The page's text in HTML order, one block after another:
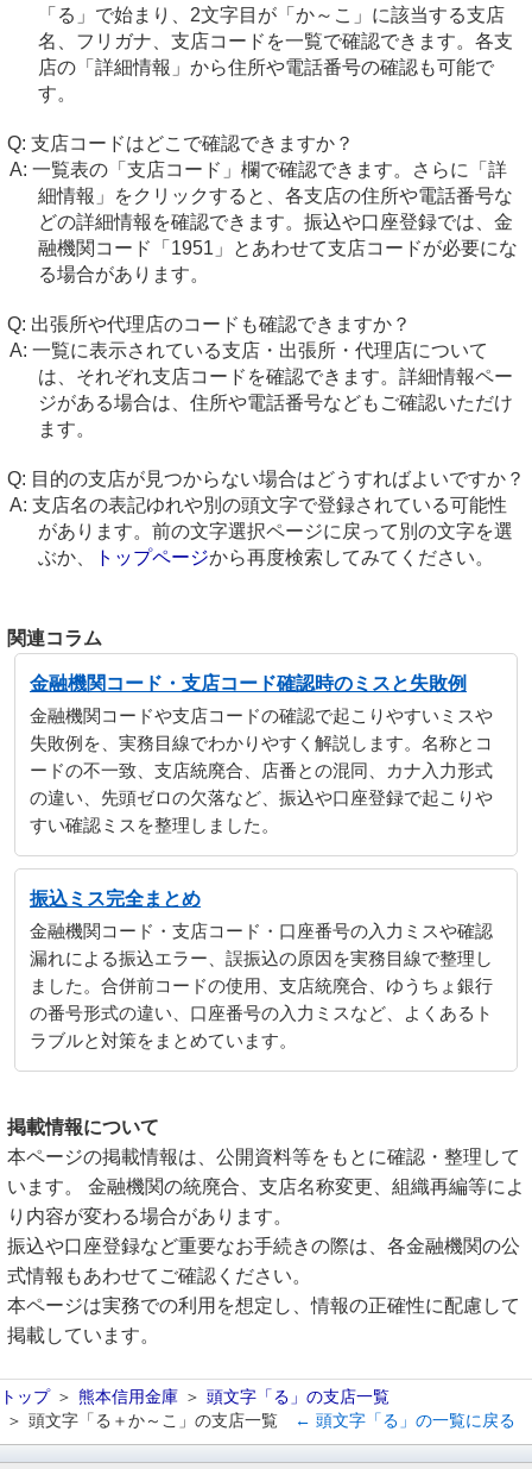
「る」で始まり、2文字目が「か～こ」に該当する支店
名、フリガナ、支店コードを一覧で確認できます。各支
店の「詳細情報」から住所や電話番号の確認も可能で
す。
支店コードはどこで確認できますか？
一覧表の「支店コード」欄で確認できます。さらに「詳
細情報」をクリックすると、各支店の住所や電話番号な
どの詳細情報を確認できます。振込や口座登録では、金
融機関コード「1951」とあわせて支店コードが必要にな
る場合があります。
出張所や代理店のコードも確認できますか？
一覧に表示されている支店・出張所・代理店について
は、それぞれ支店コードを確認できます。詳細情報ペー
ジがある場合は、住所や電話番号などもご確認いただけ
ます。
目的の支店が見つからない場合はどうすればよいですか？
支店名の表記ゆれや別の頭文字で登録されている可能性
があります。前の文字選択ページに戻って別の文字を選
ぶか、
トップページから再度検索してみてください。
関連コラム
金融機関コード・支店コード確認時のミスと失敗例
金融機関コードや支店コードの確認で起こりやすいミスや
失敗例を、実務目線でわかりやすく解説します。名称とコ
ードの不一致、支店統廃合、店番との混同、カナ入力形式
の違い、先頭ゼロの欠落など、振込や口座登録で起こりや
すい確認ミスを整理しました。
振込ミス完全まとめ
金融機関コード・支店コード・口座番号の入力ミスや確認
漏れによる振込エラー、誤振込の原因を実務目線で整理し
ました。合併前コードの使用、支店統廃合、ゆうちょ銀行
の番号形式の違い、口座番号の入力ミスなど、よくあるト
ラブルと対策をまとめています。
掲載情報について
本ページの掲載情報は、公開資料等をもとに確認・整理して
います。 金融機関の統廃合、支店名称変更、組織再編等によ
り内容が変わる場合があります。
振込や口座登録など重要なお手続きの際は、各金融機関の公
式情報もあわせてご確認ください。
本ページは実務での利用を想定し、情報の正確性に配慮して
掲載しています。
トップ 熊本信用金庫
頭文字「る」の支店一覧
頭文字「る＋か～こ」の支店一覧
← 頭文字「る」の一覧に戻る